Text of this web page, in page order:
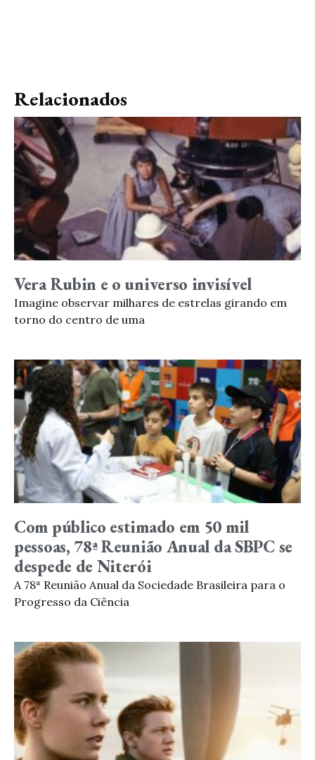
Relacionados
Vera Rubin e o universo invisível
Imagine observar milhares de estrelas girando em
torno do centro de uma
Com público estimado em 50 mil
pessoas, 78ª Reunião Anual da SBPC se
despede de Niterói
A 78ª Reunião Anual da Sociedade Brasileira para o
Progresso da Ciência